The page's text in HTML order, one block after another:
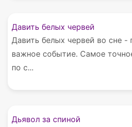
Давить белых червей
Давить белых червей во сне -
важное событие. Самое
по с...
Дьявол за спиной